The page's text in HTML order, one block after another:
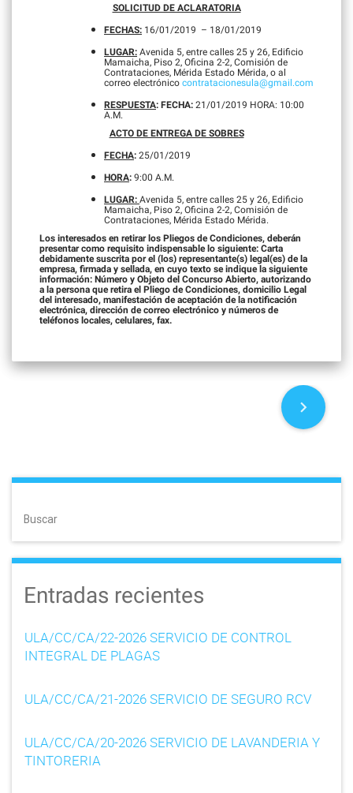
SOLICITUD DE ACLARATORIA
FECHAS: 16/01/2019 – 18/01/2019
LUGAR: Avenida 5, entre calles 25 y 26, Edificio
Mamaicha, Piso 2, Oficina 2-2, Comisión de
Contrataciones, Mérida Estado Mérida, o al
correo electrónico contratacionesula@gmail.com
RESPUESTA: FECHA: 21/01/2019 HORA: 10:00
A.M.
ACTO DE ENTREGA DE SOBRES
FECHA: 25/01/2019
HORA: 9:00 A.M.
LUGAR: Avenida 5, entre calles 25 y 26, Edificio
Mamaicha, Piso 2, Oficina 2-2, Comisión de
Contrataciones, Mérida Estado Mérida.
Los interesados en retirar los Pliegos de Condiciones, deberán
presentar como requisito indispensable lo siguiente: Carta
debidamente suscrita por el (los) representante(s) legal(es) de la
empresa, firmada y sellada, en cuyo texto se indique la siguiente
información: Número y Objeto del Concurso Abierto, autorizando
a la persona que retira el Pliego de Condiciones, domicilio Legal
del interesado, manifestación de aceptación de la notificación
electrónica, dirección de correo electrónico y números de
teléfonos locales, celulares, fax.
s
s
n
a
g
Buscar
Entradas recientes
ULA/CC/CA/22-2026 SERVICIO DE CONTROL
INTEGRAL DE PLAGAS
ULA/CC/CA/21-2026 SERVICIO DE SEGURO RCV
ULA/CC/CA/20-2026 SERVICIO DE LAVANDERIA Y
TINTORERIA